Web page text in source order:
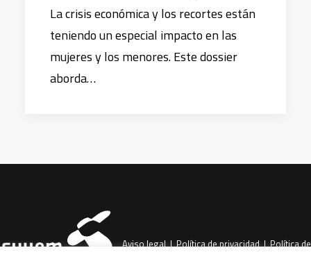
La crisis económica y los recortes están
teniendo un especial impacto en las
mujeres y los menores. Este dossier
aborda…
Aviso legal|Política de privacidad|Política de